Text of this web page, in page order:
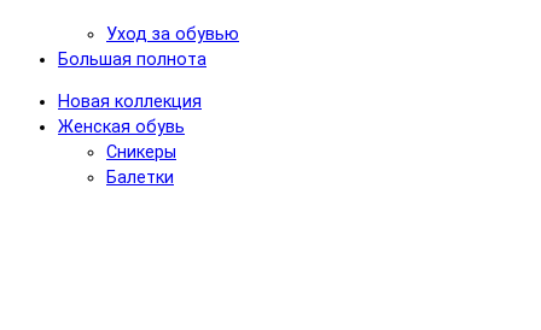
Уход за обувью
Большая полнота
Новая коллекция
Женская обувь
Сникеры
Балетки